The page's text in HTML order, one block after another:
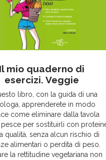
Il mio quaderno di
esercizi. Veggie
libro, con la guida di una
apprenderete in modo
come eliminare dalla tavola
pesce per sostituirli con
qualità, senza alcun rischio di
alimentari o perdita di peso.
la rettitudine vegetariana non